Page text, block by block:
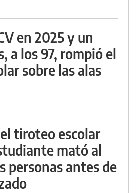
en 2025 y un
a los 97, rompió el
sobre las alas
tiroteo escolar
mató al
personas antes de